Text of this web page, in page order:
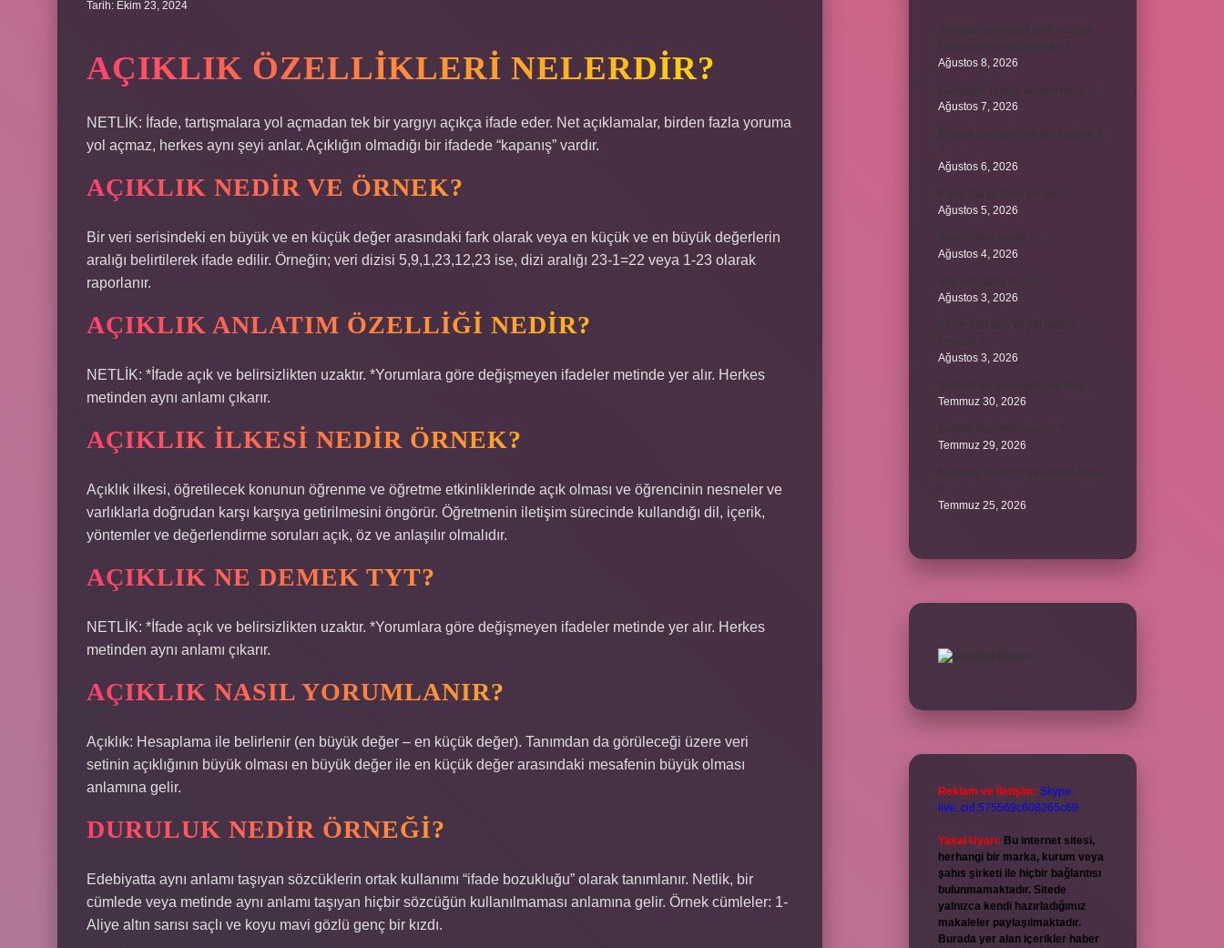
Tarih: Ekim 23, 2024
AÇIKLIK ÖZELLIKLERI NELERDIR?
NETLİK: İfade, tartışmalara yol açmadan tek bir yargıyı açıkça ifade eder. Net açıklamalar, birden fazla yoruma
yol açmaz, herkes aynı şeyi anlar. Açıklığın olmadığı bir ifadede “kapanış” vardır.
AÇIKLIK NEDIR VE ÖRNEK?
Bir veri serisindeki en büyük ve en küçük değer arasındaki fark olarak veya en küçük ve en büyük değerlerin
aralığı belirtilerek ifade edilir. Örneğin; veri dizisi 5,9,1,23,12,23 ise, dizi aralığı 23-1=22 veya 1-23 olarak
raporlanır.
AÇIKLIK ANLATIM ÖZELLIĞI NEDIR?
NETLİK: *İfade açık ve belirsizlikten uzaktır. *Yorumlara göre değişmeyen ifadeler metinde yer alır. Herkes
metinden aynı anlamı çıkarır.
AÇIKLIK ILKESI NEDIR ÖRNEK?
Açıklık ilkesi, öğretilecek konunun öğrenme ve öğretme etkinliklerinde açık olması ve öğrencinin nesneler ve
varlıklarla doğrudan karşı karşıya getirilmesini öngörür. Öğretmenin iletişim sürecinde kullandığı dil, içerik,
yöntemler ve değerlendirme soruları açık, öz ve anlaşılır olmalıdır.
AÇIKLIK NE DEMEK TYT?
NETLİK: *İfade açık ve belirsizlikten uzaktır. *Yorumlara göre değişmeyen ifadeler metinde yer alır. Herkes
metinden aynı anlamı çıkarır.
AÇIKLIK NASIL YORUMLANIR?
Açıklık: Hesaplama ile belirlenir (en büyük değer – en küçük değer). Tanımdan da görüleceği üzere veri
setinin açıklığının büyük olması en büyük değer ile en küçük değer arasındaki mesafenin büyük olması
anlamına gelir.
DURULUK NEDIR ÖRNEĞI?
Edebiyatta aynı anlamı taşıyan sözcüklerin ortak kullanımı “ifade bozukluğu” olarak tanımlanır. Netlik, bir
cümlede veya metinde aynı anlamı taşıyan hiçbir sözcüğün kullanılmaması anlamına gelir. Örnek cümleler: 1-
Aliye altın sarısı saçlı ve koyu mavi gözlü genç bir kızdı.
Teminat senedinin arka yüzüne
hangi yazılar yazılmalıdır ?
Ağustos 8, 2026
Kavşağın Türkçe anlamı nedir ?
Ağustos 7, 2026
Ağustos 6, 2026
Kiyan hangi dilde bir isöi ?
Ağustos 5, 2026
Ağustos 4, 2026
Ağustos 3, 2026
Ağustos 3, 2026
Temmuz 30, 2026
Temmuz 29, 2026
Temmuz 25, 2026
Reklam ve İletişim: Skype:
live:.cid.575569c608265c69
Yasal Uyarı: Bu internet sitesi,
herhangi bir marka, kurum veya
şahıs şirketi ile hiçbir bağlantısı
bulunmamaktadır. Sitede
yalnızca kendi hazırladığımız
makaleler paylaşılmaktadır.
Burada yer alan içerikler haber